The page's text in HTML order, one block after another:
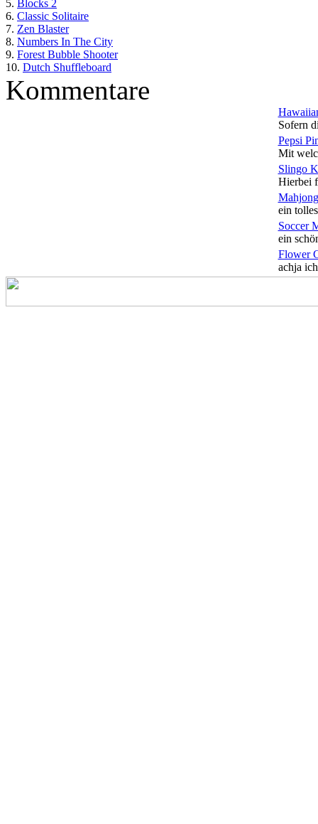
5. Blocks 2
6. Classic Solitaire
7. Zen Blaster
8. Numbers In The City
9. Forest Bubble Shooter
10. Dutch Shuffleboard
Kommentare
Sofern
Pepsi
Mit
Slingo
Hierbei
ein
Soccer
ein
Flower
achja